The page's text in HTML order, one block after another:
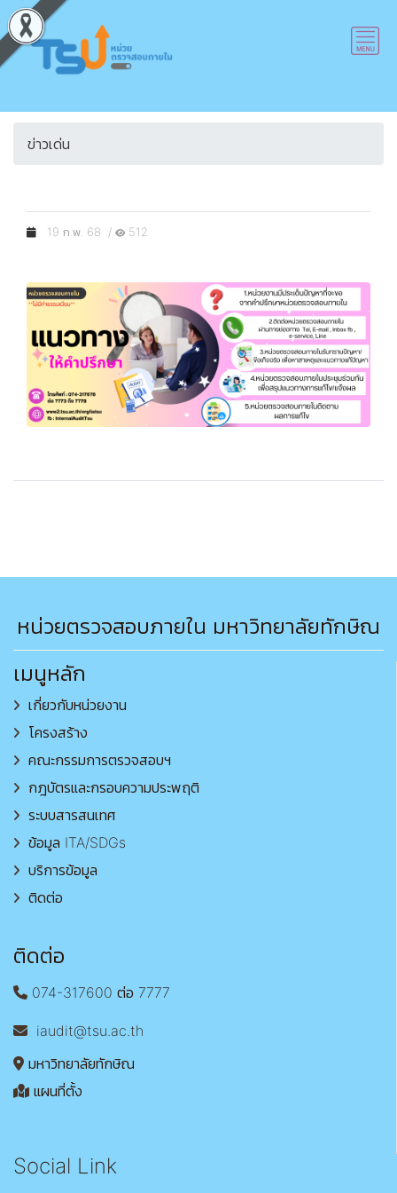
ข่าวเด่น
19 ก.พ. 68 / 512
หน่วยตรวจสอบภายใน มหาวิทยาลัยทักษิณ
เมนูหลัก
เกี่ยวกับหน่วยงาน
โครงสร้าง
คณะกรรมการตรวจสอบฯ
กฎบัตรและกรอบความประพฤติ
ระบบสารสนเทศ
ข้อมูล ITA/SDGs
บริการข้อมูล
ติดต่อ
ติดต่อ
074-317600 ต่อ 7777
iaudit@tsu.ac.th
มหาวิทยาลัยทักษิณ
แผนที่ตั้ง
Social Link